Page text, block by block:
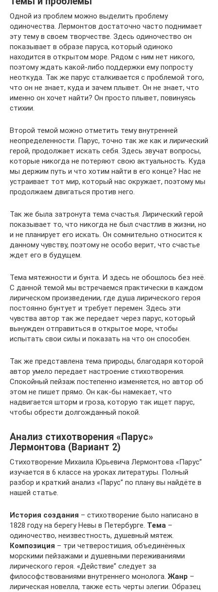
Одной из проблем можно выделить проблему
одиночества. Лермонтов достаточно часто поднимает
эту тему в своем творчестве. Здесь одиночество он
показывает в образе паруса, который одиноко
находится в открытом море. Рядом с ним нет никого,
поэтому ждать какой-либо поддержки ему попросту
неоткуда. Так же парус сталкивается с проблемой того,
что он не знает, куда и зачем плывет. Он не знает, что
именно он хочет найти? Он просто плывет, повинуясь
стихии.
Второй темой можно отметить тему внутренней
неопределенности. Парус, точно так же как и лирический
герой, продолжает искать себя. Здесь звучат вопросы,
которые никогда не потеряют свою актуальность. Куда
мы держим путь и что хотим найти в его конце? Нас не
устраивает тот мир, который нас окружает, поэтому мы
продолжаем двигаться против него.
Так же была затронута тема счастья. Лирический герой
показывает то, что никогда не был счастлив в жизни, но
и не планирует его искать. Он сомнительно относится к
данному чувству, поэтому не особо верит, что счастье
ждет его в будущем.
Тема мятежности и бунта. И здесь не обошлось без неё.
С данной темой мы встречаемся практически в каждом
лирическом произведении, где душа лирического героя
постоянно бунтует и требует перемен. Здесь эти
чувства автор так же передает через парус, который
вынужден отправиться в открытое море, чтобы
испытать свои силы и показать на что он способен.
Так же представлена тема природы, благодаря которой
автор умело передает настроение стихотворения.
Спокойный пейзаж постепенно изменяется, но автор об
этом не пишет прямо. Он как-бы намекает, что
надвигается шторм и гроза, которую так ищет парус,
чтобы обрести долгожданный покой.
Анализ стихотворения «Парус»
Лермонтова (Вариант 2)
Стихотворение Михаила Юрьевича Лермонтова «Парус”
изучается в 6 классе на уроках литературы. Полный
разбор и краткий анализ «Парус” по плану вы найдёте в
нашей статье.
История создания – стихотворение было написано в
1828 году на берегу Невы в Петербурге. Тема –
одиночество, неизвестность, душевный мятеж.
Композиция – три четверостишия, объединённых
морскими пейзажами и душевными переживаниями
лирического героя. «Действие” следует за
философствованиями внутреннего монолога. Жанр –
лирическая новелла, также есть черты элегии. Образец